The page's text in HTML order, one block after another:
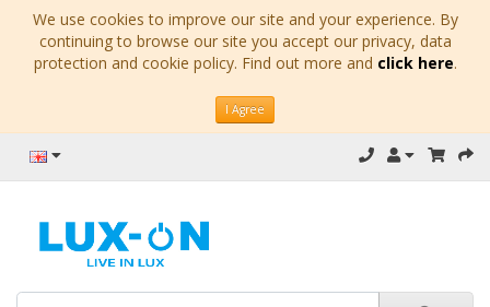
We use cookies to improve our site and your experience. By
continuing to browse our site you accept our privacy, data
protection and cookie policy. Find out more and click here.
I Agree